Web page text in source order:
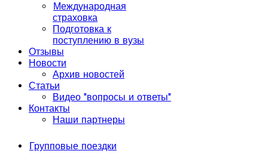
Международная
страховка
Подготовка к
поступлению в вузы
Отзывы
Новости
Архив новостей
Статьи
Видео "вопросы и ответы"
Контакты
Наши партнеры
Групповые поездки